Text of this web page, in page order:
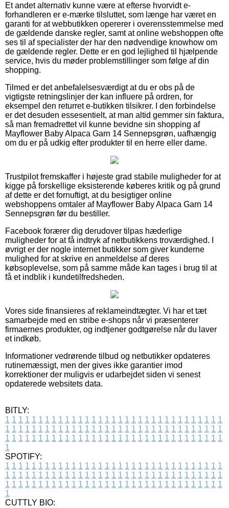
Et andet alternativ kunne være at efterse hvorvidt e-
forhandleren er e-mærke tilsluttet, som længe har været en
garanti for at webbutikken opererer i overensstemmelse med
de gældende danske regler, samt at online webshoppen ofte
ses til af specialister der har den nødvendige knowhow om
de gældende regler. Dette er en god lejlighed til hjælpende
service, hvis du møder problemstillinger som følge af din
shopping.
Tilmed er det anbefalelsesværdigt at du er obs på de
vigtigste retningslinjer der kan influere på ordren, for
eksempel den returret e-butikken tilsikrer. I den forbindelse
er det desuden essesentielt, at man altid gemmer sin faktura,
så man fremadrettet vil kunne bevidne sin shopping af
Mayflower Baby Alpaca Garn 14 Sennepsgrøn, uafhængig
om du er på udkig efter produkter til en herre eller dame.
Trustpilot fremskaffer i højeste grad stabile muligheder for at
kigge på forskellige eksisterende køberes kritik og på grund
af dette er det fornuftigt, at du besigtiger online
webshoppens omtaler af Mayflower Baby Alpaca Garn 14
Sennepsgrøn før du bestiller.
Facebook forærer dig derudover tilpas hæderlige
muligheder for at få indtryk af netbutikkens troværdighed. I
øvrigt er der nogle internet butikker som giver kunderne
mulighed for at skrive en anmeldelse af deres
købsoplevelse, som på samme måde kan tages i brug til at
få et indblik i kundetilfredsheden.
Vores side finansieres af reklameindtægter. Vi har et tæt
samarbejde med en stribe e-shops når vi præsenterer
firmaernes produkter, og indtjener godtgørelse når du laver
et indkøb.
Informationer vedrørende tilbud og netbutikker opdateres
rutinemæssigt, men der gives ikke garantier imod
korrektioner der muligvis er udarbejdet siden vi senest
opdaterede websitets data.
BITLY:
1 1 1 1 1 1 1 1 1 1 1 1 1 1 1 1 1 1 1 1 1 1 1 1 1 1 1 1 1 1 1 1 1
1 1 1 1 1 1 1 1 1 1 1 1 1 1 1 1 1 1 1 1 1 1 1 1 1 1 1 1 1 1 1 1 1
1 1 1 1 1 1 1 1 1 1 1 1 1 1 1 1 1 1 1 1 1 1 1 1 1 1 1 1 1 1 1 1 1
1
SPOTIFY:
1 1 1 1 1 1 1 1 1 1 1 1 1 1 1 1 1 1 1 1 1 1 1 1 1 1 1 1 1 1 1 1 1
1 1 1 1 1 1 1 1 1 1 1 1 1 1 1 1 1 1 1 1 1 1 1 1 1 1 1 1 1 1 1 1 1
1 1 1 1 1 1 1 1 1 1 1 1 1 1 1 1 1 1 1 1 1 1 1 1 1 1 1 1 1 1 1 1 1
1
CUTTLY BIO: